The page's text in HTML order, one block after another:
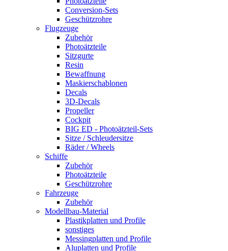
Conversion-Sets
Geschützrohre
Flugzeuge
Zubehör
Photoätzteile
Sitzgurte
Resin
Bewaffnung
Maskierschablonen
Decals
3D-Decals
Propeller
Cockpit
BIG ED - Photoätzteil-Sets
Sitze / Schleudersitze
Räder / Wheels
Schiffe
Zubehör
Photoätzteile
Geschützrohre
Fahrzeuge
Zubehör
Modellbau-Material
Plastikplatten und Profile
sonstiges
Messingplatten und Profile
Aluplatten und Profile